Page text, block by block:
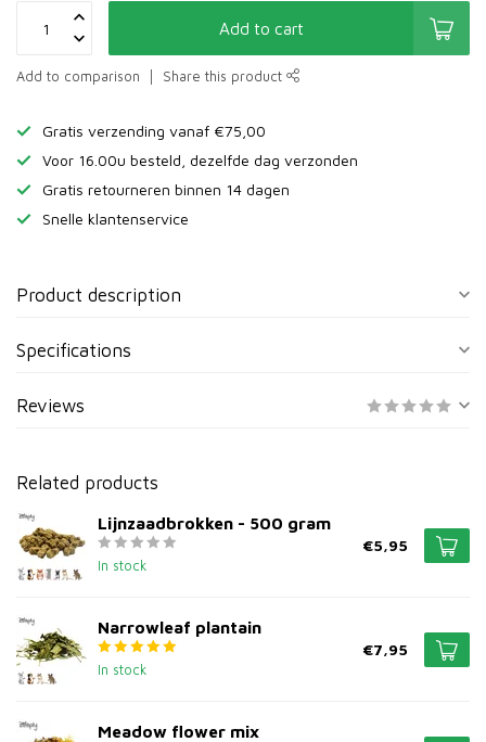
Add to cart
Add to comparison Share this product
Gratis verzending vanaf €75,00
Voor 16.00u besteld, dezelfde dag verzonden
Gratis retourneren binnen 14 dagen
Snelle klantenservice
Product description
Specifications
Reviews
Related products
Lijnzaadbrokken - 500 gram
In stock
€5,95
Narrowleaf plantain
In stock
€7,95
Meadow flower mix